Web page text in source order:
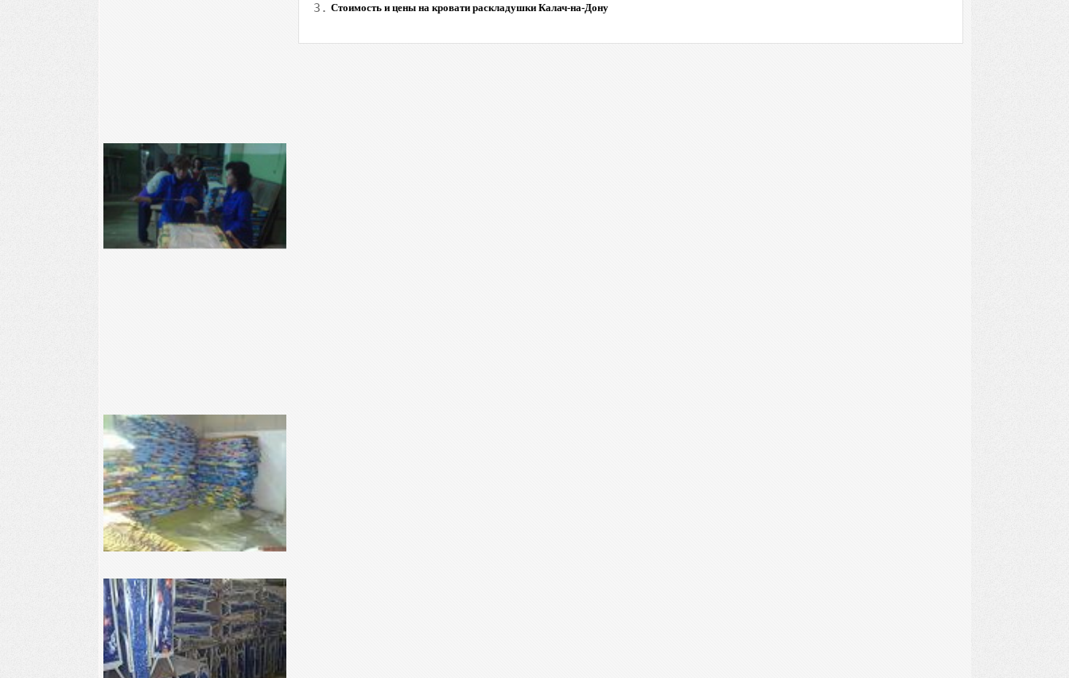
3. Стоимость и цены на кровати раскладушки Калач-на-Дону